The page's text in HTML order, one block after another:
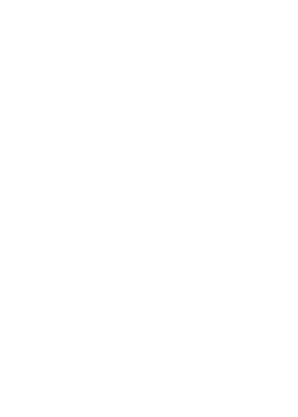
。
ません。
更すること